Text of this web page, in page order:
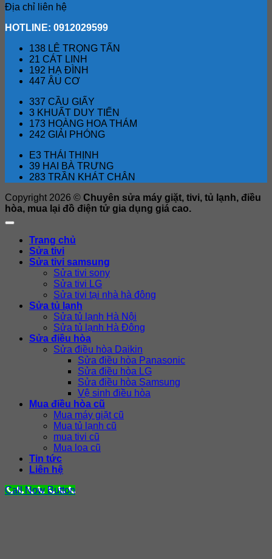
Địa chỉ liên hệ
HOTLINE: 0912029599
138 LÊ TRỌNG TẤN
21 CÁT LINH
192 HẠ ĐÌNH
447 ÂU CƠ
337 CẦU GIẤY
3 KHUẤT DUY TIẾN
173 HOÀNG HOA THÁM
242 GIẢI PHÓNG
E3 THÁI THỊNH
39 HAI BÀ TRƯNG
283 TRẦN KHÁT CHÂN
Copyright 2026 © Chuyên sửa máy giặt, tivi, tủ lạnh, điều
hòa, mua lại đồ điện tử gia dụng giá cao.
Trang chủ
Sửa tivi
Sửa tivi samsung
Sửa tivi sony
Sửa tivi LG
Sửa tivi tại nhà hà đông
Sửa tủ lạnh
Sửa tủ lạnh Hà Nội
Sửa tủ lạnh Hà Đông
Sửa điều hòa
Sửa điều hòa Daikin
Sửa điều hòa Panasonic
Sửa điều hòa LG
Sửa điều hòa Samsung
Vệ sinh điều hòa
Mua điều hòa cũ
Mua máy giặt cũ
Mua tủ lạnh cũ
mua tivi cũ
Mua loa cũ
Tin tức
Liên hệ
Call Now Button